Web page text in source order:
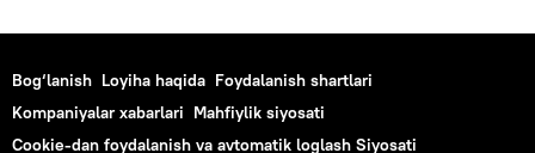
Bog‘lanish Loyiha haqida Foydalanish shartlari
Kompaniyalar xabarlari Mahfiylik siyosati
Cookie-dan foydalanish va avtomatik loglash Siyosati